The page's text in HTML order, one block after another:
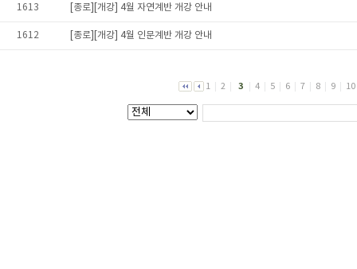
1613 [종로][개강] 4월 자연계반 개강 안내
1612 [종로][개강] 4월 인문계반 개강 안내
1 2 3 4 5 6 7 8 9 10